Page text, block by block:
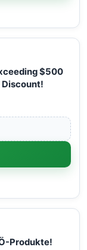
$500
Discount!
Produkte!